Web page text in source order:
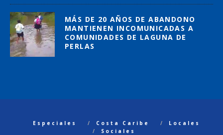
MÁS DE 20 AÑOS DE ABANDONO
MANTIENEN INCOMUNICADAS A
COMUNIDADES DE LAGUNA DE
PERLAS
Especiales Costa Caribe
Locales
Sociales